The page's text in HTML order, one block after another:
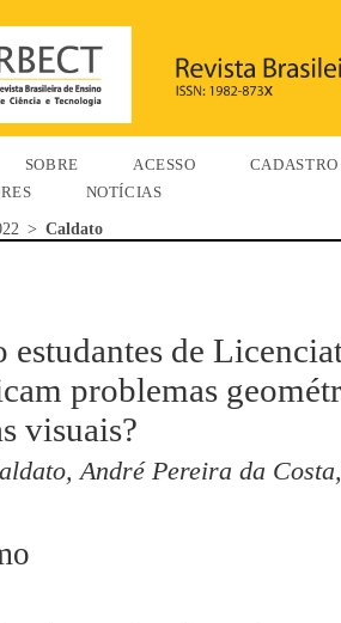
SOBRE ACESSO
CADASTRO
NOTÍCIAS
> Caldato
estudantes de
problemas
visuais?
André Pereira da